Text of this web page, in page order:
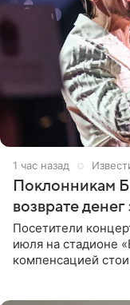
1 час назад
Поклонникам
возврате
Посетители
июля на стадионе
компенсацией